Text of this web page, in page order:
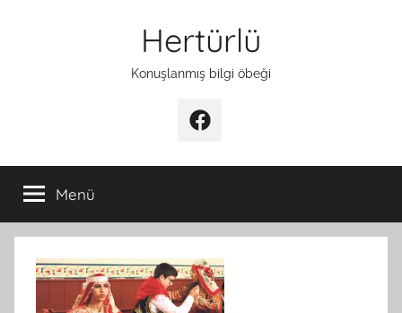
Hertürlü
Konuşlanmış bilgi öbeği
Facebook
Menü